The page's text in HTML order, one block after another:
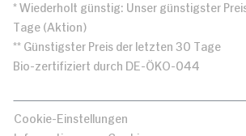
* Wiederholt günstig: Unser günstigster
Tage (Aktion)
** Günstigster Preis der letzten 30 Tage
Bio-zertifiziert durch DE-ÖKO-044
Cookie-Einstellungen